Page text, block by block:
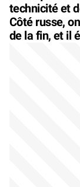
technicité et
Côté russe,
de la fin, et il